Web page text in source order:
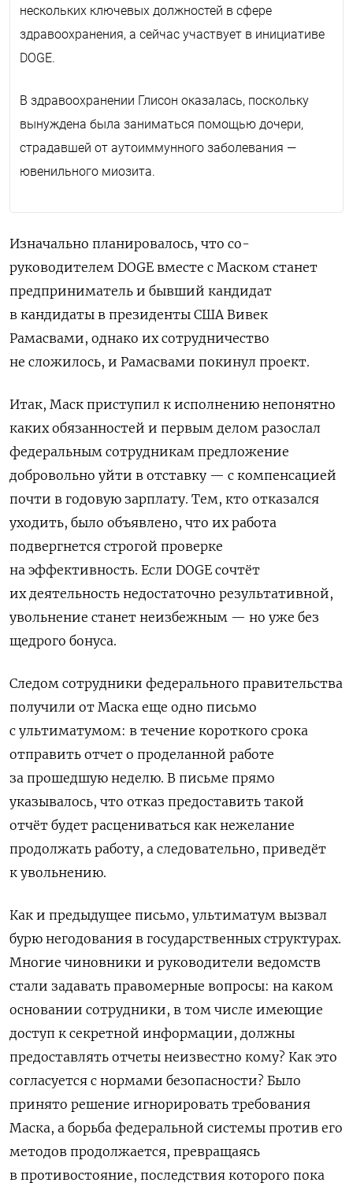
нескольких ключевых должностей в сфере
здравоохранения, а сейчас участвует в инициативе
DOGE.
В здравоохранении Глисон оказалась, поскольку
вынуждена была заниматься помощью дочери,
страдавшей от аутоиммунного заболевания —
ювенильного миозита.
Изначально планировалось, что со-
руководителем DOGE вместе с Маском станет
предприниматель и бывший кандидат
в кандидаты в президенты США Вивек
Рамасвами, однако их сотрудничество
не сложилось, и Рамасвами покинул проект.
Итак, Маск приступил к исполнению непонятно
каких обязанностей и первым делом разослал
федеральным сотрудникам предложение
добровольно уйти в отставку — с компенсацией
почти в годовую зарплату. Тем, кто отказался
уходить, было объявлено, что их работа
подвергнется строгой проверке
на эффективность. Если DOGE сочтёт
их деятельность недостаточно результативной,
увольнение станет неизбежным — но уже без
щедрого бонуса.
Следом сотрудники федерального правительства
получили от Маска еще одно письмо
с ультиматумом: в течение короткого срока
отправить отчет о проделанной работе
за прошедшую неделю. В письме прямо
указывалось, что отказ предоставить такой
отчёт будет расцениваться как нежелание
продолжать работу, а следовательно, приведёт
к увольнению.
Как и предыдущее письмо, ультиматум вызвал
бурю негодования в государственных структурах.
Многие чиновники и руководители ведомств
стали задавать правомерные вопросы: на каком
основании сотрудники, в том числе имеющие
доступ к секретной информации, должны
предоставлять отчеты неизвестно кому? Как это
согласуется с нормами безопасности? Было
принято решение игнорировать требования
Маска, а борьба федеральной системы против его
методов продолжается, превращаясь
в противостояние, последствия которого пока